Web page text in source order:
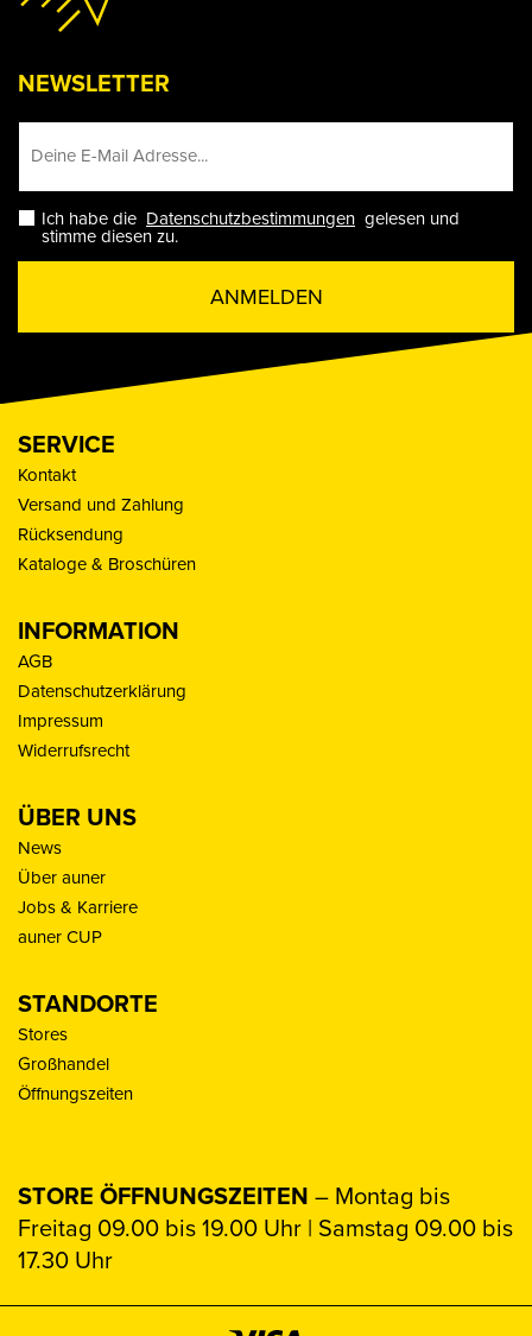
NEWSLETTER
Ich habe die Datenschutzbestimmungen gelesen und
stimme diesen zu.
ANMELDEN
SERVICE
Kontakt
Versand und Zahlung
Rücksendung
Kataloge & Broschüren
INFORMATION
AGB
Datenschutzerklärung
Impressum
Widerrufsrecht
ÜBER UNS
News
Über auner
Jobs & Karriere
auner CUP
STANDORTE
Stores
Großhandel
Öffnungszeiten
STORE ÖFFNUNGSZEITEN – Montag bis
Freitag 09.00 bis 19.00 Uhr | Samstag 09.00 bis
17.30 Uhr